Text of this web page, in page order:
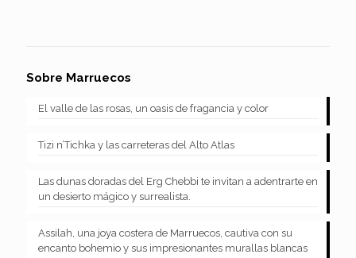
Sobre Marruecos
El valle de las rosas, un oasis de fragancia y color
Tizi n’Tichka y las carreteras del Alto Atlas
Las dunas doradas del Erg Chebbi te invitan a adentrarte en
un desierto mágico y surrealista.
Assilah, una joya costera de Marruecos, cautiva con su
encanto bohemio y sus impresionantes murallas blancas